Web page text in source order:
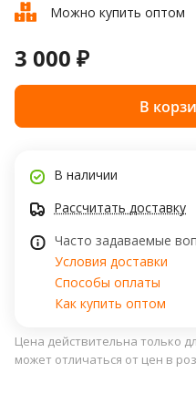
Можно купить оптом
3 000 ₽
В
В наличии
Рассчитать доставку
Часто задаваемые
Условия доставки
Способы оплаты
Как купить оптом
Цена действительна только
может отличаться от цен в